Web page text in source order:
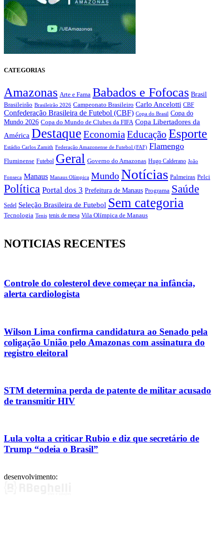
CATEGORIAS
Amazonas Arte e Fama Babados e Fofocas Brasil
Brasileirão Brasileirão 2026 Campeonato Brasileiro Carlo Ancelotti CBF
Confederação Brasileira de Futebol (CBF) Copa do Brasil Copa do
Mundo 2026 Copa do Mundo de Clubes da FIFA Copa Libertadores da
América Destaque Economia Educação Esporte
Estádio Carlos Zamith Federação Amazonense de Futebol (FAF) Flamengo
Fluminense Futebol Geral Governo do Amazonas Hugo Calderano João
Fonseca Manaus Manaus Olímpica MundoNotícias Palmeiras Pelci
Política Portal dos 3 Prefeitura de Manaus Programa Saúde
Sedel Seleção Brasileira de Futebol Sem categoria
Tecnologia Tenis tenis de mesa Vila Olímpica de Manaus
NOTICIAS RECENTES
Controle do colesterol deve começar na infância,
alerta cardiologista
Wilson Lima confirma candidatura ao Senado pela
coligação União pelo Amazonas com assinatura do
registro eleitoral
STM determina perda de patente de militar acusado
de transmitir HIV
Lula volta a criticar Rubio e diz que secretário de
Trump “odeia o Brasil”
desenvolvimento: